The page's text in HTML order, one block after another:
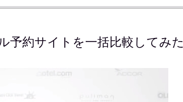
予約サイトを一括比較してみた